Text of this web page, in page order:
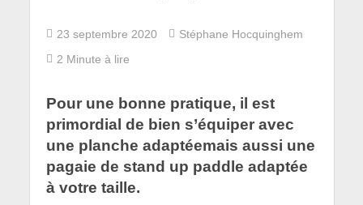
23 septembre 2020
Stéphane Hocquinghem
2 Minute à lire
Pour une bonne pratique, il est
primordial de bien s’équiper avec
une planche adaptéemais aussi une
pagaie de stand up paddle adaptée
à votre taille.